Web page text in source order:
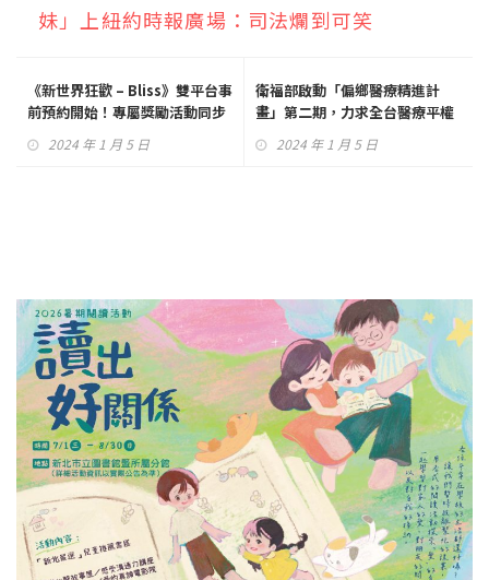
妹」上紐約時報廣場：司法爛到可笑
《新世界狂歡 – Bliss》雙平台事
前預約開始！專屬獎勵活動同步
2024 年 1 月 5 日
衛福部啟動「偏鄉醫療精進計
畫」第二期，力求全台醫療平權
2024 年 1 月 5 日